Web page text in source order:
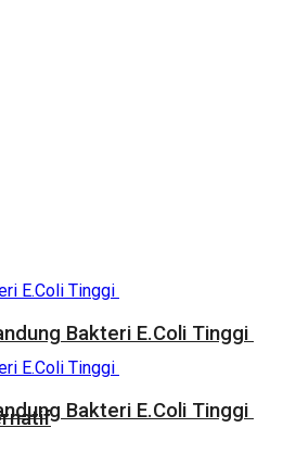
Bakteri E.Coli Tinggi
Bakteri E.Coli Tinggi